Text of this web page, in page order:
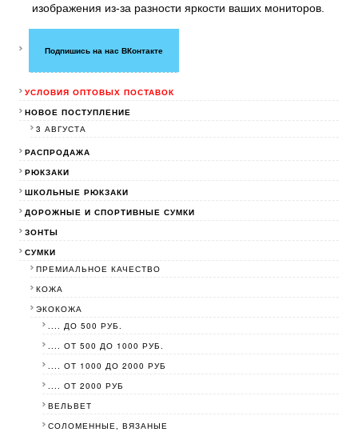
изображения из-за разности яркости ваших мониторов.
Подпишись на нас ВКонтакте
УСЛОВИЯ ОПТОВЫХ ПОСТАВОК
НОВОЕ ПОСТУПЛЕНИЕ
3 АВГУСТА
РАСПРОДАЖА
РЮКЗАКИ
ШКОЛЬНЫЕ РЮКЗАКИ
ДОРОЖНЫЕ И СПОРТИВНЫЕ СУМКИ
ЗОНТЫ
СУМКИ
ПРЕМИАЛЬНОЕ КАЧЕСТВО
КОЖА
ЭКОКОЖА
.... ДО 500 РУБ.
.... ОТ 500 ДО 1000 РУБ.
.... ОТ 1000 ДО 2000 РУБ
.... ОТ 2000 РУБ
ВЕЛЬВЕТ
СОЛОМЕННЫЕ, ВЯЗАНЫЕ